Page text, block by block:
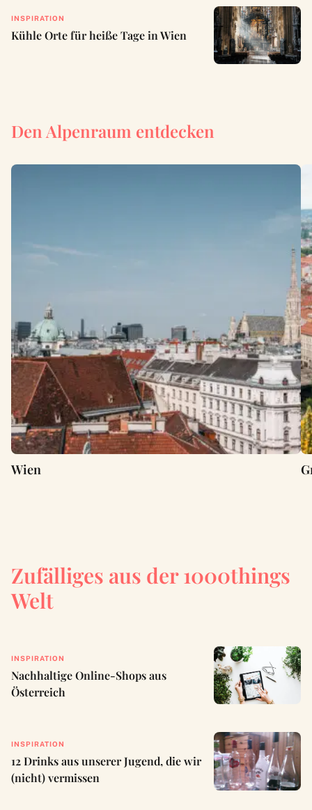
INSPIRATION
Kühle Orte für heiße Tage in Wien
Den Alpenraum entdecken
Wien
Zufälliges aus der 1000things
Welt
INSPIRATION
Nachhaltige Online-Shops aus
Österreich
INSPIRATION
12 Drinks aus unserer Jugend, die wir
(nicht) vermissen